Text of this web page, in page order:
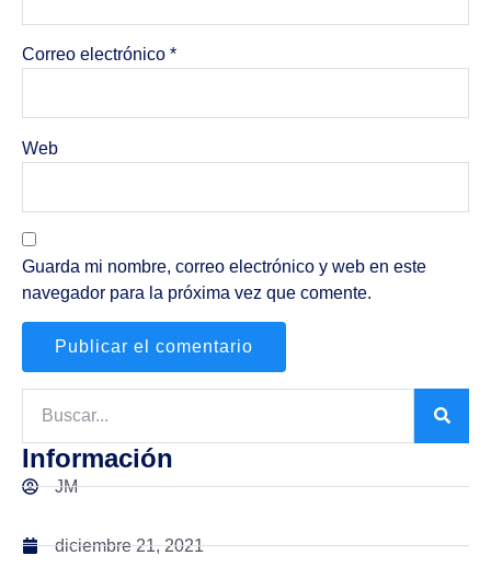
Correo electrónico *
Web
Guarda mi nombre, correo electrónico y web en este
navegador para la próxima vez que comente.
Información
JM
diciembre 21, 2021